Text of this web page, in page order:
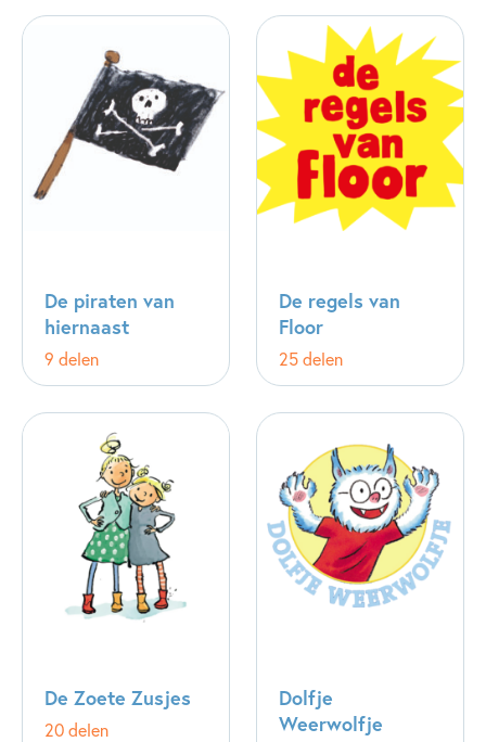
De piraten van
hiernaast
9 delen
De regels van
Floor
25 delen
De Zoete Zusjes
20 delen
Dolfje
Weerwolfje